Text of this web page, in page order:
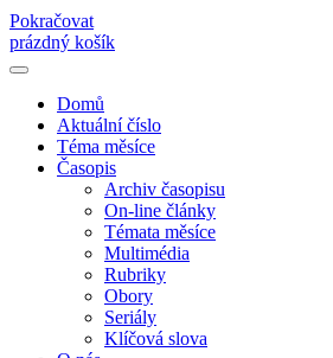
Pokračovat
prázdný košík
Domů
Aktuální číslo
Téma měsíce
Časopis
Archiv časopisu
On-line články
Témata měsíce
Multimédia
Rubriky
Obory
Seriály
Klíčová slova